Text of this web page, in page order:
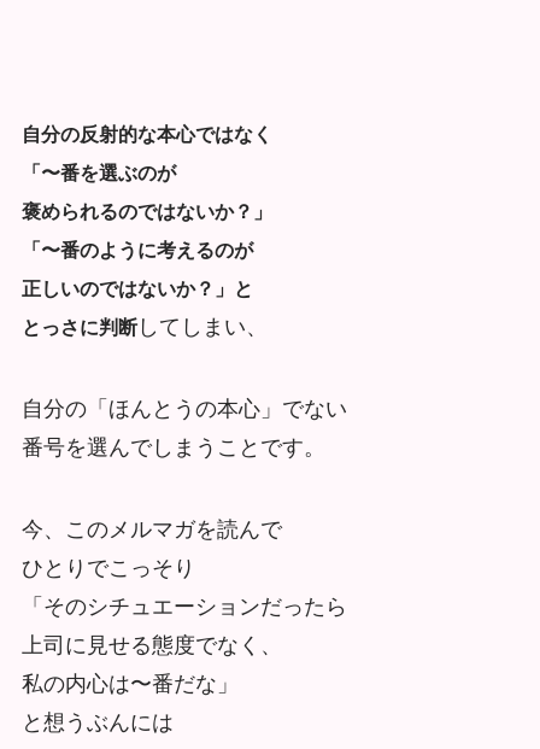
自分の反射的な本心ではなく
「〜番を選ぶのが
褒められるのではないか？」
「〜番のように考えるのが
正しいのではないか？」と
とっさに判断してしまい、
自分の「ほんとうの本心」でない
番号を選んでしまうことです。
今、このメルマガを読んで
ひとりでこっそり
「そのシチュエーションだったら
上司に見せる態度でなく、
私の内心は〜番だな」
と想うぶんには